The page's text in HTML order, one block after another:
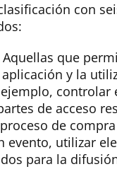
con
Aquellas que
y la
de acceso
de
evento, utilizar
para la